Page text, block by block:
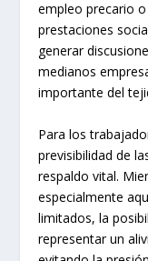
empleo precario
prestaciones
generar
medianos
importante del
Para los
previsibilidad de
respaldo vital.
especialmente
limitados, la
representar un